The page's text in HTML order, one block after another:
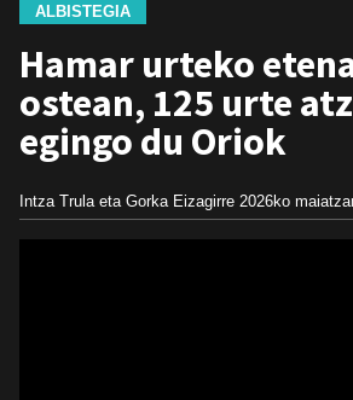
ALBISTEGIA
Hamar urteko
ostean, 125 urte
egingo du Oriok
Intza Trula eta Gorka Eizagirre 2026ko